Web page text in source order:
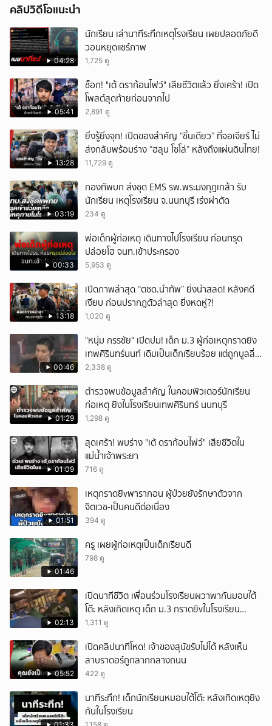
คลิปวิดีโอแนะนำ
04:28
นักเรียน เล่านาทีระทึกเหตุโรงเรียน เผยปลอดภัยดี
วอนหยุดแชร์ภาพ
1,725 ดู
05:41
ช็อก! "เต้ ดราก้อนไฟว์" เสียชีวิตแล้ว ยิ่งเศร้า! เปิด
โพสต์สุดท้ายก่อนจากไป
2,891 ดู
13:28
ยิ่งรู้ยิ่งจุก! เปิดของสำคัญ “ชิ้นเดียว” ที่จอเจียร์ ไม่
ส่งกลับพร้อมร่าง “ฮลุน โซโล่” หลังถึงแผ่นดินไทย!
11,729 ดู
03:19
กองทัพบก ส่งชุด EMS รพ.พระมงกุฎเกล้า รับ
นักเรียน เหตุโรงเรียน จ.นนทบุรี เร่งผ่าตัด
234 ดู
00:33
พ่อเด็กผู้ก่อเหตุ เดินทางไปโรงเรียน ก่อนทรุด
ปล่อยโฮ จนท.เข้าประครอง
5,953 ดู
13:18
เปิดภาพล่าสุด “ตชด.นำทัพ” ยิ่งน่าสลด! หลังคดี
เงียบ ก่อนปรากฎตัวล่าสุด ยิ่งหดหู่?!
1,020 ดู
00:46
"หนุ่ม กรรชัย" เปิดปม! เด็ก ม.3 ผู้ก่อเหตุกราดยิง
เทพศิรินทร์นนท์ เดิมเป็นเด็กเรียบร้อย แต่ถูกบูลลี่
หนัก คาดแรงกดดันสะสมกลายเป็นแรงแค้น จนก่อ
2,338 ดู
01:29
ตำรวจพบข้อมูลสำคัญ ในคอมพิวเตอร์นักเรียน
ก่อเหตุ ยิงในโรงเรียนเทพศิรินทร์ นนทบุรี
1,298 ดู
01:09
สุดเศร้า! พบร่าง "เต้ ดราก้อนไฟว์" เสียชีวิตใน
แม่น้ำเจ้าพระยา
716 ดู
01:51
เหตุกราดยิvพารากอน ผู้ป่วยยังรักษาตัวจาก
จิตเวช-เป็นคนดีต่อเนื่อง
394 ดู
01:46
ครู เผยผู้ก่อเหตุเป็นเด็กเรียนดี
798 ดู
02:13
เปิดนาทีชีวิต เพื่อนร่วมโรงเรียนผวาพากันมอบใต้
โต๊ะ หลังเกิดเหตุ เด็ก ม.3 กราดยิvในโรงเรียน
เทพศิรินทร์นนท์ แบบไม่เลือกหน้า เสียงปืนดังสนั่น
1,311 ดู
05:52
เปิดคลิปนาทีโหด! เจ้าของสุนัขรับไม่ได้ หลังเห็น
ลาบราดอร์ถูกลากกลางถนน
422 ดู
นาทีระทึก! เด็กนักเรียนหมอบใต้โต๊ะ หลังเกิดเหตุยิง
กันในโรงเรียน